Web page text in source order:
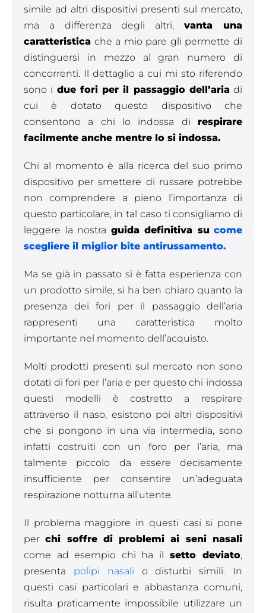
simile ad altri dispositivi presenti sul mercato,
ma a differenza degli altri,vanta una
caratteristica che a mio pare gli permette di
distinguersi in mezzo al gran numero di
concorrenti. Il dettaglio a cui mi sto riferendo
sono i due fori per il passaggio dell’ariadi
cui è dotato questo dispositivo che
consentono a chi lo indossa di respirare
facilmente anche mentre lo si indossa.
Chi al momento è alla ricerca del suo primo
dispositivo per smettere di russare potrebbe
non comprendere a pieno l’importanza di
questo particolare, in tal caso ti consigliamo di
leggere la nostra guida definitiva su come
scegliere il miglior bite antirussamento.
Ma se già in passato si è fatta esperienza con
un prodotto simile, si ha ben chiaro quanto la
presenza dei fori per il passaggio dell’aria
rappresenti una caratteristica molto
importante nel momento dell’acquisto.
Molti prodotti presenti sul mercato non sono
dotati di fori per l’aria e per questo chi indossa
questi modelli è costretto a respirare
attraverso il naso, esistono poi altri dispositivi
che si pongono in una via intermedia, sono
infatti costruiti con un foro per l’aria, ma
talmente piccolo da essere decisamente
insufficiente per consentire un’adeguata
respirazione notturna all’utente.
Il problema maggiore in questi casi si pone
perchi soffre di problemi ai seni nasali
come ad esempio chi ha il setto deviato,
presenta polipi nasali o disturbi simili. In
questi casi particolari e abbastanza comuni,
risulta praticamente impossibile utilizzare un